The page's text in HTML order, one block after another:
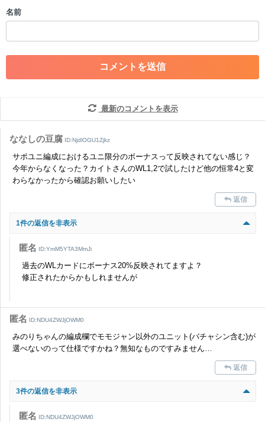
・一度削除された投稿を再び投稿すること
・アカウントの売買など金銭が絡む内容の投稿
・各ゲームのネタバレを含む内容の投稿
・その他、管理者が不適切と判断した投稿
コメントの削除を申請する※投稿内容を確認後、順次対応さ
せていただきます。ご了承ください。
さい。
また、過度な利用規約の違反や、弊社に損害の及ぶ内容の書き込みがあ
った場合は、法的措置をとらせていただく場合もございますので、あら
名前
最新のコメントを表示
ななしの豆腐 ID:NjdlOGU1Zjkz
サポユニ編成におけるユニ限分のボーナスって反映されてない感じ？
今年からなくなった？カイトさんのWL1,2で試したけど他の恒常4と変
わらなかったから確認お願いしたい
返信
1件の返信を非表示
匿名 ID:YmM5YTA3MmJi
過去のWLカードにボーナス20%反映されてますよ？
修正されたからかもしれませんが
匿名 ID:NDU4ZWJjOWM0
みのりちゃんの編成欄でモモジャン以外のユニット(バチャシン含む)が
選べないのって仕様ですかね？無知なものですみません…
返信
3件の返信を非表示
匿名 ID:NDU4ZWJjOWM0